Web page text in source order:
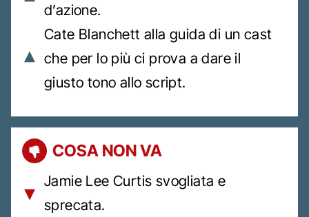
d’azione.
Cate Blanchett alla guida di un cast
che per lo più ci prova a dare il
giusto tono allo script.
COSA NON VA
Jamie Lee Curtis svogliata e
sprecata.